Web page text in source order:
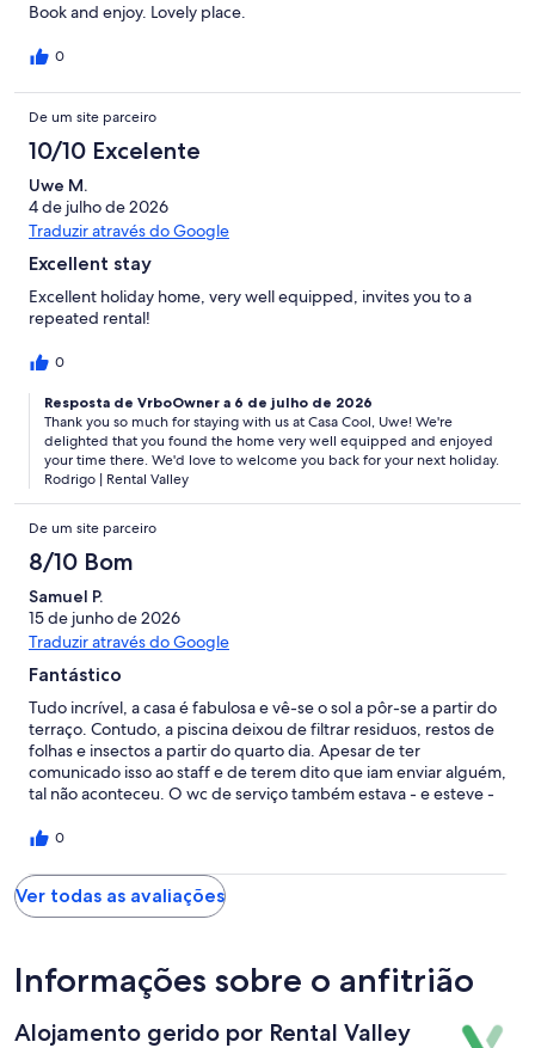
Book and enjoy. Lovely place.
0
De um site parceiro
10/10 Excelente
Uwe M.
4 de julho de 2026
Traduzir através do Google
Excellent stay
Excellent holiday home, very well equipped, invites you to a
repeated rental!
0
Resposta de VrboOwner a 6 de julho de 2026
Thank you so much for staying with us at Casa Cool, Uwe! We're
delighted that you found the home very well equipped and enjoyed
your time there. We'd love to welcome you back for your next holiday.
Rodrigo | Rental Valley
De um site parceiro
8/10 Bom
Samuel P.
15 de junho de 2026
Traduzir através do Google
Fantástico
Tudo incrível, a casa é fabulosa e vê-se o sol a pôr-se a partir do
terraço. Contudo, a piscina deixou de filtrar residuos, restos de
folhas e insectos a partir do quarto dia. Apesar de ter
comunicado isso ao staff e de terem dito que iam enviar alguém,
tal não aconteceu. O wc de serviço também estava - e esteve -
Acredito que tenha sido uma praga sazonal mas tornou-se
o resto é fiel às imagens: boa localização, excelentes áreas e
bom ambiente. Voltaremos.
0
Ver todas as avaliações
Informações sobre o anfitrião
Alojamento gerido por Rental Valley